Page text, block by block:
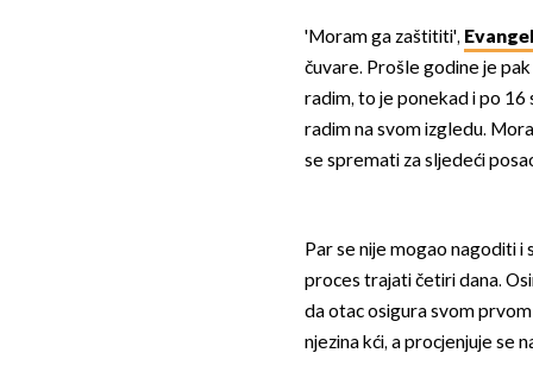
'Moram ga zaštititi',
čuvare. Prošle godine je
radim, to je ponekad i po 16
radim na svom izgledu.
se spremati za sljedeći
Par se nije mogao nagoditi i
proces trajati četiri dana.
da otac osigura svom
njezina kći, a procjenjuje se